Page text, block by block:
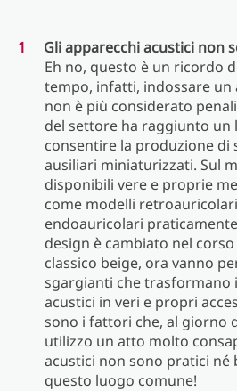
Gli apparecchi acustici non
Eh no, questo è un ricordo
tempo, infatti, indossare un
non è più considerato
del settore ha raggiunto un
consentire la produzione
ausiliari miniaturizzati. Sul
disponibili vere e proprie
come modelli
endoauricolari
design è cambiato nel
classico beige, ora vanno
sgargianti che trasformano
acustici in veri e propri
sono i fattori che, al giorno
utilizzo un atto molto
acustici non sono pratici né
questo luogo comune!